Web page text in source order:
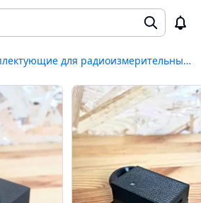
Аксессуары и комплектующие для радиоизмерительных приборов